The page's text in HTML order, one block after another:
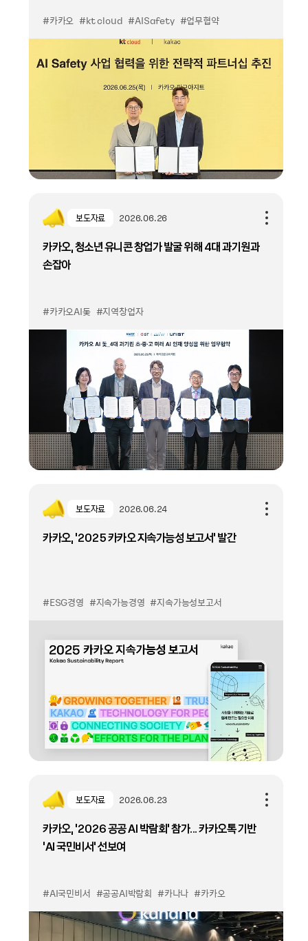
모든 '나'를 위한
#카카오 #kt cloud #AISafety #업무협약
보도자료 2026.06.26
카카오, 청소년 유니콘 창업가 발굴 위해 4대 과기원과
손잡아
#카카오AI돛 #지역창업자
보도자료 2026.06.24
카카오, '2025 카카오 지속가능성 보고서' 발간
#ESG경영 #지속가능경영 #지속가능성보고서
보도자료 2026.06.23
카카오, ‘2026 공공 AI 박람회’ 참가... 카카오톡 기반
‘AI 국민비서’ 선보여
#AI국민비서 #공공AI박람회 #카나나 #카카오